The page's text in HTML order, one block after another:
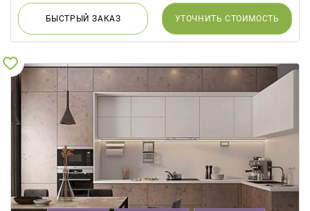
БЫСТРЫЙЗАКАЗ УТОЧНИТЬ СТОИМОСТЬ